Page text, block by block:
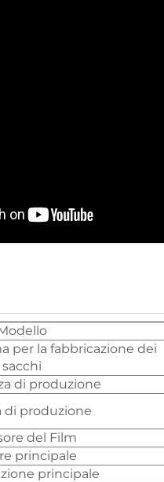
per la fabbricazione dei
sacchi
di produzione
di produzione
del Film
principale
principale